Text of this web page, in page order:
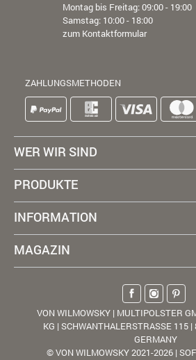
Montag bis Freitag: 09:00 - 19:00
Samstag: 10:00 - 18:00
zum Kontaktformular
ZAHLUNGSMETHODEN
WER WIR SIND
PRODUKTE
INFORMATION
MAGAZIN
VON WILMOWSKY | MULTIPOLSTER
KG | SCHWANTHALERSTRASSE 115
GERMANY
© VON WILMOWSKY 2021-2026 |